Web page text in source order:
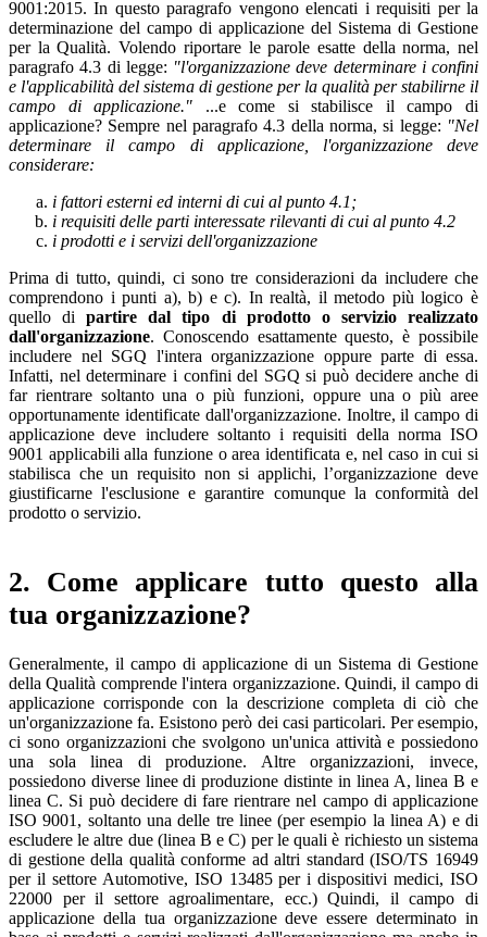
9001:2015. In questo paragrafo vengono elencati i requisiti per la
determinazione del campo di applicazione del Sistema di Gestione
per la Qualità. Volendo riportare le parole esatte della norma, nel
paragrafo 4.3 di legge: "l'organizzazione deve determinare i confini
e l'applicabilità del sistema di gestione per la qualità per stabilirne il
campo di applicazione." ...e come si stabilisce il campo di
applicazione? Sempre nel paragrafo 4.3 della norma, si legge: "Nel
determinare il campo di applicazione, l'organizzazione deve
considerare:
i fattori esterni ed interni di cui al punto 4.1;
i requisiti delle parti interessate rilevanti di cui al punto 4.2
i prodotti e i servizi dell'organizzazione
Prima di tutto, quindi, ci sono tre considerazioni da includere che
comprendono i punti a), b) e c). In realtà, il metodo più logico è
quello dipartire dal tipo di prodotto o servizio realizzato
dall'organizzazione. Conoscendo esattamente questo, è possibile
includere nel SGQ l'intera organizzazione oppure parte di essa.
Infatti, nel determinare i confini del SGQ si può decidere anche di
far rientrare soltanto una o più funzioni, oppure una o più aree
opportunamente identificate dall'organizzazione. Inoltre, il campo di
applicazione deve includere soltanto i requisiti della norma ISO
9001 applicabili alla funzione o area identificata e, nel caso in cui si
stabilisca che un requisito non si applichi, l’organizzazione deve
giustificarne l'esclusione e garantire comunque la conformità del
prodotto o servizio.
2. Come applicare tutto questo alla
tua organizzazione?
Generalmente, il campo di applicazione di un Sistema di Gestione
della Qualità comprende l'intera organizzazione. Quindi, il campo di
applicazione corrisponde con la descrizione completa di ciò che
un'organizzazione fa. Esistono però dei casi particolari. Per esempio,
ci sono organizzazioni che svolgono un'unica attività e possiedono
una sola linea di produzione. Altre organizzazioni, invece,
possiedono diverse linee di produzione distinte in linea A, linea B e
linea C. Si può decidere di fare rientrare nel campo di applicazione
ISO 9001, soltanto una delle tre linee (per esempio la linea A) e di
escludere le altre due (linea B e C) per le quali è richiesto un sistema
di gestione della qualità conforme ad altri standard (ISO/TS 16949
per il settore Automotive, ISO 13485 per i dispositivi medici, ISO
22000 per il settore agroalimentare, ecc.) Quindi, il campo di
applicazione della tua organizzazione deve essere determinato in